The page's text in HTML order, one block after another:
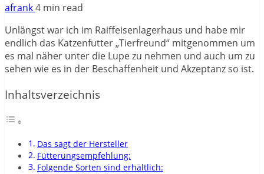
afrank4 min read
Unlängst war ich im Raiffeisenlagerhaus und habe mir
endlich das Katzenfutter „Tierfreund“ mitgenommen um
es mal näher unter die Lupe zu nehmen und auch um zu
sehen wie es in der Beschaffenheit und Akzeptanz so ist.
Inhaltsverzeichnis
Das sagt der Hersteller
Fütterungsempfehlung:
Folgende Sorten sind erhältlich: